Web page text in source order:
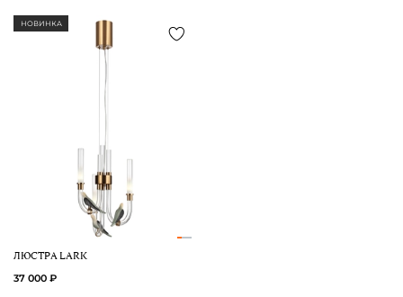
НОВИНКА
ЛЮСТРА LARK
37 000 ₽